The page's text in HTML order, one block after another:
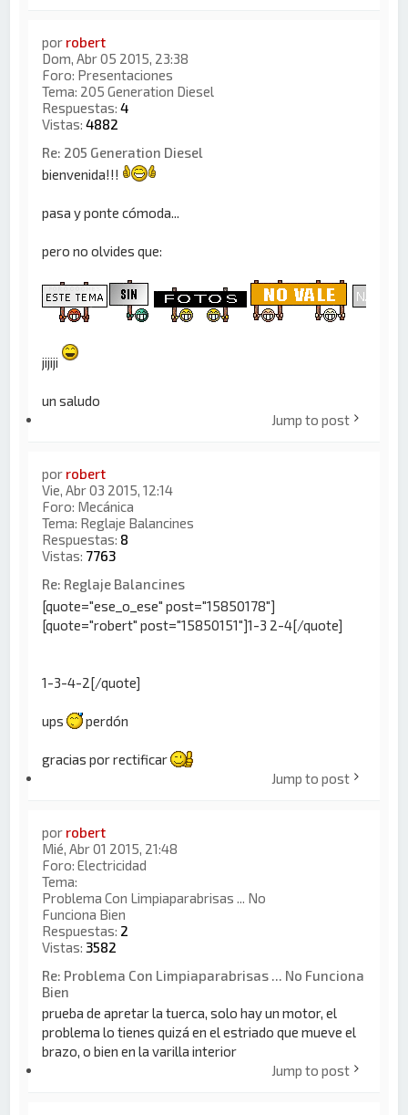
por robert
Dom, Abr 05 2015, 23:38
Foro: Presentaciones
Tema: 205 Generation Diesel
Respuestas:4
Vistas:4882
Re: 205 Generation Diesel
bienvenida!!!
pasa y ponte cómoda...
pero no olvides que:
jijiji
un saludo
Jump to post
por robert
Vie, Abr 03 2015, 12:14
Foro: Mecánica
Tema: Reglaje Balancines
Respuestas: 8
Vistas: 7763
Re: Reglaje Balancines
[quote="ese_o_ese" post="15850178"]
[quote="robert" post="15850151"]1-3 2-4[/quote]
1-3-4-2[/quote]
ups perdón
gracias por rectificar
Jump to post
por robert
Mié, Abr 01 2015, 21:48
Foro:Electricidad
Tema:
Problema Con Limpiaparabrisas ... No
Funciona Bien
Respuestas: 2
Vistas: 3582
Re: Problema Con Limpiaparabrisas ... No Funciona
Bien
prueba de apretar la tuerca, solo hay un motor, el
problema lo tienes quizá en el estriado que mueve el
brazo, o bien en la varilla interior
Jump to post